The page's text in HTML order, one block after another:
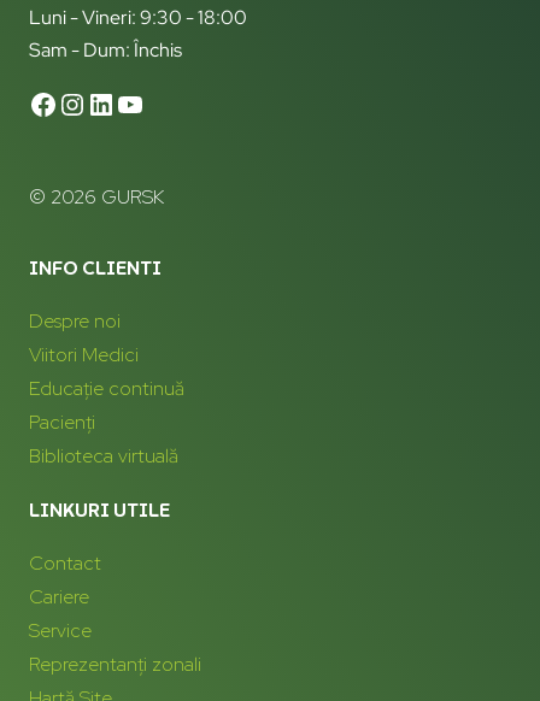
Luni - Vineri: 9:30 - 18:00
Sam - Dum: Închis
© 2026 GURSK
INFO CLIENTI
Despre noi
Viitori Medici
Educație continuă
Pacienți
Biblioteca virtuală
LINKURI UTILE
Contact
Cariere
Service
Reprezentanți zonali